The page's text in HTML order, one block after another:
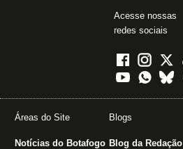
Acesse nossas
redes sociais
Áreas do Site
Notícias do Botafogo
Blogs
Blog da Redação